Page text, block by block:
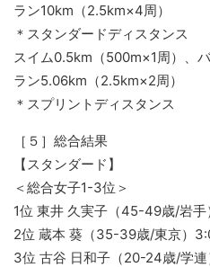
ラン10km（2.5km×4周）
＊スタンダードディスタンス
スイム0.5km（500m×1周）、
ラン5.06km（2.5km×2周）
＊スプリントディスタンス
［５］総合結果
【スタンダード】
＜総合女子1-3位＞
1位 東井 久実子（45-49歳/岩
2位 蔵本 葵（35-39歳/東京）
3位 古谷 日和子（20-24歳/学